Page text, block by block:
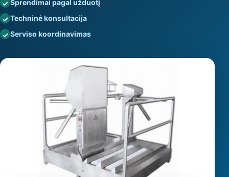
Sprendimai pagal užduotį
Techninė konsultacija
Serviso koordinavimas